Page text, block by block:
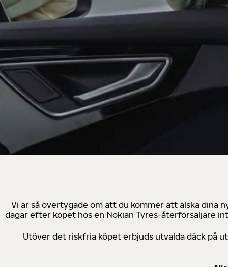
Vi är så övertygade om att du kommer att älska dina
dagar efter köpet hos en Nokian Tyres-återförsäljare
Utöver det riskfria köpet erbjuds utvalda däck på